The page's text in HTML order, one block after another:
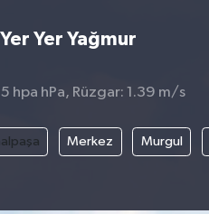
Yer Yağmur
hpa hPa, Rüzgar: 1.39 m/s
Merkez Murgul